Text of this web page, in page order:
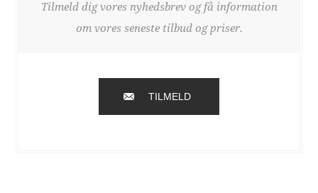
Tilmeld dig vores nyhedsbrev og få information
om vores seneste tilbud og priser.
TILMELD